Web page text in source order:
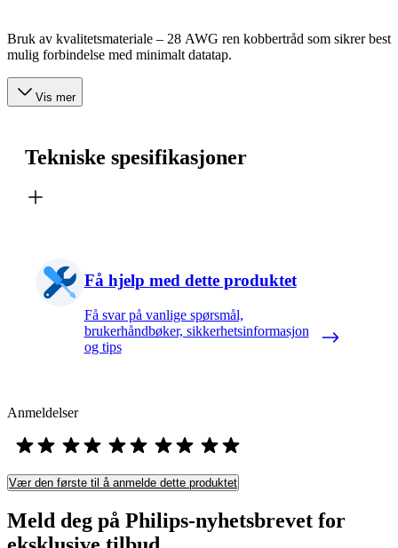
Bruk av kvalitetsmateriale – 28 AWG ren kobbertråd som sikrer best
mulig forbindelse med minimalt datatap.
Vis mer
Tekniske spesifikasjoner
Få hjelp med dette produktet
Få svar på vanlige spørsmål,
brukerhåndbøker, sikkerhetsinformasjon
og tips
Anmeldelser
Vær den første til å anmelde dette produktet
Meld deg på Philips-nyhetsbrevet for